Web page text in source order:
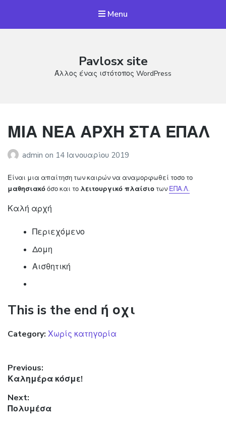
Menu
Pavlosx site
Άλλος ένας ιστότοπος WordPress
ΜΙΑ ΝΕΑ ΑΡΧΗ ΣΤΑ ΕΠΑΛ
admin on 14 Ιανουαρίου 2019
Είναι μια απαίτηση των καιρών να αναμορφωθεί τοσο το
μαθησιακόόσο και το λειτουργικό πλαίσιο των ΕΠΑ.Λ.
Καλή αρχή
Περιεχόμενο
Δομη
Αισθητική
This is the end ή οχι
Category: Χωρίς κατηγορία
Πλοήγηση άρθρων
Previous:
Previous post:
Καλημέρα κόσμε!
Next:
Next post:
Πολυμέσα